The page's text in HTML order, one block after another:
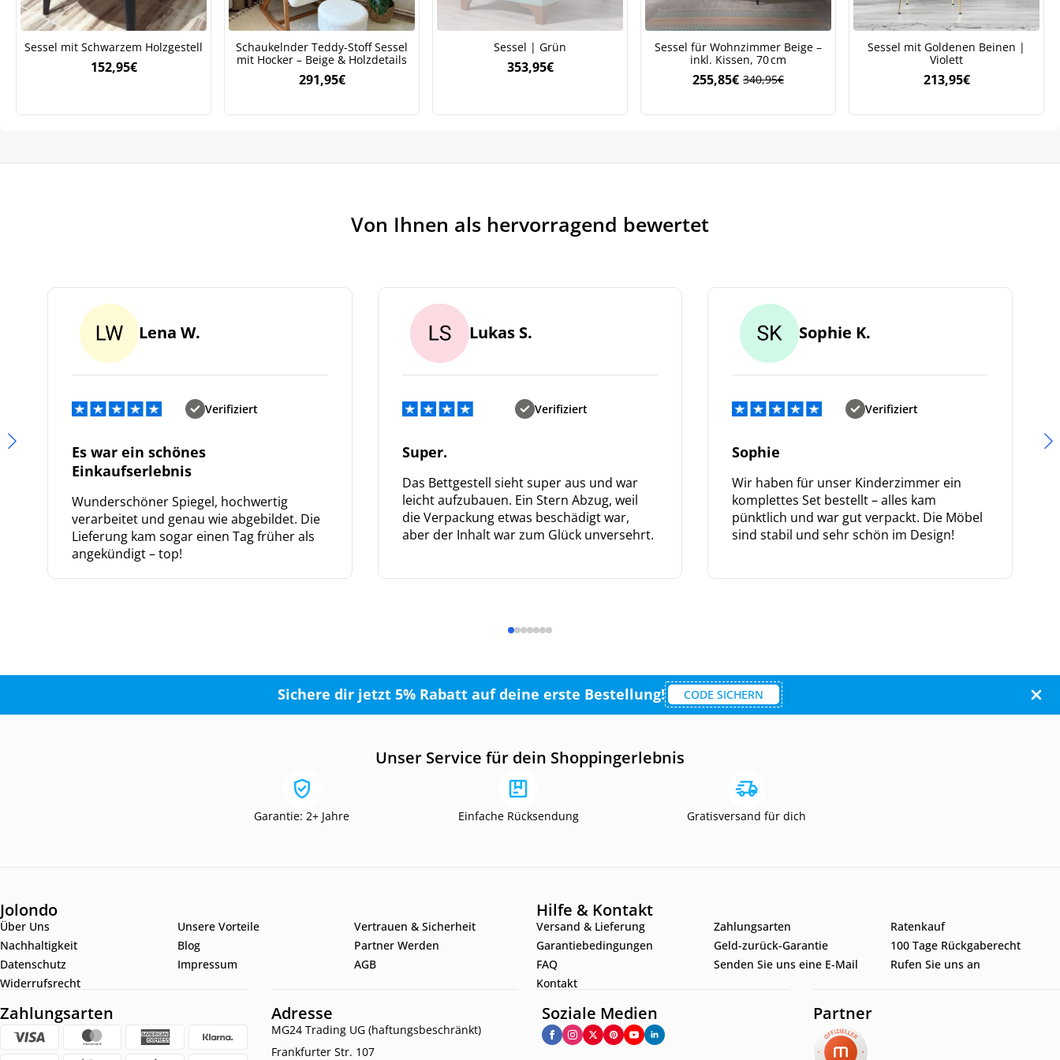
Sessel mit Schwarzem Holzgestell
152,95€
Schaukelnder Teddy-Stoff Sessel
mit Hocker – Beige & Holzdetails
291,95€
Sessel | Grün
353,95€
Sessel für Wohnzimmer Beige –
inkl. Kissen, 70 cm
340,95€
Ursprünglicher
war:
255,85€Aktueller
ist:
Sessel mit Goldenen Beinen |
Violett
213,95€
Von Ihnen als hervorragend bewertet
Lena W.
Verifiziert
Es war ein schönes
Einkaufserlebnis
Wunderschöner Spiegel, hochwertig
verarbeitet und genau wie abgebildet. Die
Lieferung kam sogar einen Tag früher als
angekündigt – top!
Lukas S.
Verifiziert
Super.
Das Bettgestell sieht super aus und war
leicht aufzubauen. Ein Stern Abzug, weil
die Verpackung etwas beschädigt war,
aber der Inhalt war zum Glück unversehrt.
Sophie K.
Verifiziert
Sophie
Wir haben für unser Kinderzimmer ein
komplettes Set bestellt – alles kam
pünktlich und war gut verpackt. Die Möbel
sind stabil und sehr schön im Design!
Sichere dir jetzt 5% Rabatt auf deine erste Bestellung! CODE SICHERN
Unser Service für dein Shoppingerlebnis
Garantie: 2+ Jahre Einfache Rücksendung Gratisversand für dich
Jolondo
Über Uns Unsere Vorteile
Vertrauen & Sicherheit
Nachhaltigkeit
Blog
Partner Werden
Datenschutz
Impressum
AGB
Widerrufsrecht
Hilfe & Kontakt
Versand & Lieferung Zahlungsarten
Ratenkauf
Garantiebedingungen
Geld-zurück-Garantie
100 Tage Rückgaberecht
FAQ
Senden Sie uns eine E-Mail
Rufen Sie uns an
Kontakt
Zahlungsarten Adresse
MG24 Trading UG (haftungsbeschränkt)
Frankfurter Str. 107
Soziale Medien Partner